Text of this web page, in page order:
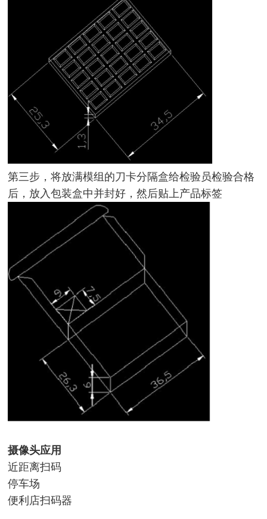
第三步，将放满模组的刀卡分隔盒给检验员检验合格
后，放入包装盒中并封好，然后贴上产品标签
摄像头应用
近距离扫码
停车场
便利店扫码器